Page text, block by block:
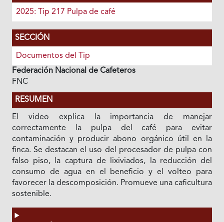
2025: Tip 217 Pulpa de café
SECCIÓN
Documentos del Tip
Federación Nacional de Cafeteros
FNC
RESUMEN
El video explica la importancia de manejar
correctamente la pulpa del café para evitar
contaminación y producir abono orgánico útil en la
finca. Se destacan el uso del procesador de pulpa con
falso piso, la captura de lixiviados, la reducción del
consumo de agua en el beneficio y el volteo para
favorecer la descomposición. Promueve una caficultura
sostenible.